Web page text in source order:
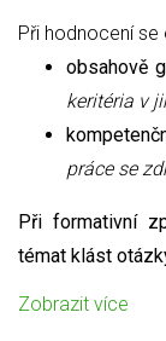
Při hodnocení
obsahově
keritéria v
práce se
Při formativní
témat klást
Zobrazit více